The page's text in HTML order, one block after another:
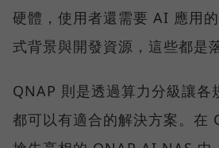
硬體，使用者還需要 AI 應用
式背景與開發資源，這些都是
QNAP 則是透過算力分級讓各
都可以有適合的解決方案。